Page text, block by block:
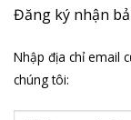
Đăng ký nhận
Nhập địa chỉ email
chúng tôi: